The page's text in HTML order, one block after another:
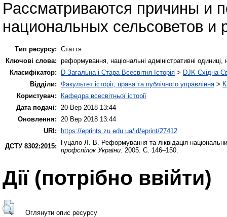
Рассматриваются причины и
национальных сельсоветов и
Тип ресурсу: Стаття
Ключові слова: реформування, національні адміністративні
Класифікатор:
D Загальна і Стара Всесвітня Історія > DJK Східна
Відділи: Факультет історії, права та публічного управління >
Користувач:
Кафедра всесвітньої історії
Дата подачі:
20 Вер 2018 13:44
Оновлення:
20 Вер 2018 13:44
URI: https://eprints.zu.edu.ua/id/eprint/27412
ДСТУ 8302:2015:
Гуцало Л. В.
Реформування та ліквідація
профспілок України . 2005. С. 146–150.
Дії ​​(потрібно ввійти)
Оглянути опис ресурсу